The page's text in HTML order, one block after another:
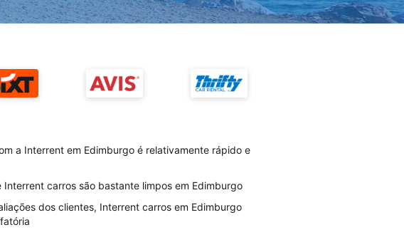
a Interrent em Edimburgo é relativamente rápido e
Interrent carros são bastante limpos em Edimburgo
dos clientes, Interrent carros em Edimburgo